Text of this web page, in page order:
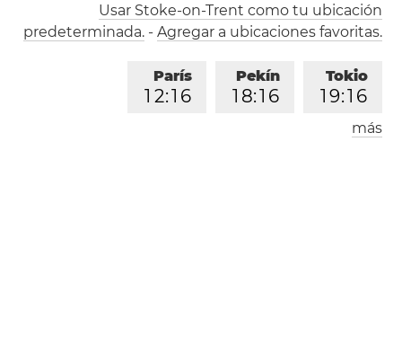
Usar Stoke-on-Trent como tu ubicación
predeterminada.- Agregar a ubicaciones favoritas.
Tokio
1 9:1 6
Pekín
1 8:1 6
París
1 2:1 6
Londres
más